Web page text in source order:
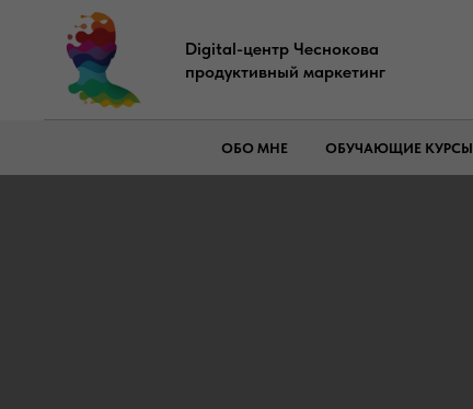
Digital-центр Чеснокова
продуктивный маркетинг
ОБО МНЕ ОБУЧАЮЩИЕ КУРСЫ